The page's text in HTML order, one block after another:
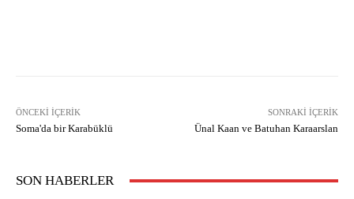
ÖNCEKI İÇERIK
Soma'da bir Karabüklü
SONRAKI İÇERIK
Ünal Kaan ve Batuhan Karaarslan
SON HABERLER